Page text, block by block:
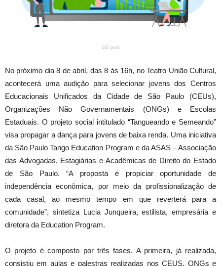
SB post
No próximo dia 8 de abril, das 8 às 16h, no Teatro União Cultural,
acontecerá uma audição para selecionar jovens dos Centros
Educacionais Unificados da Cidade de São Paulo (CEUs),
Organizações Não Governamentais (ONGs) e Escolas
Estaduais. O projeto social intitulado “Tangueando e Semeando”
visa propagar a dança para jovens de baixa renda. Uma iniciativa
da São Paulo Tango Education Program e da ASAS – Associação
das Advogadas, Estagiárias e Acadêmicas de Direito do Estado
de São Paulo. “A proposta é propiciar oportunidade de
independência econômica, por meio da profissionalização de
cada casal, ao mesmo tempo em que reverterá para a
comunidade”, sintetiza Lucia Junqueira, estilista, empresária e
diretora da Education Program.
O projeto é composto por três fases. A primeira, já realizada,
consistiu em aulas e palestras realizadas nos CEUS, ONGs e